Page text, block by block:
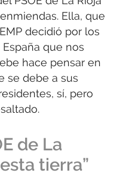
Ella, que
decidió por los
que nos
hace pensar en
se debe a sus
sí, pero
de La
tierra”